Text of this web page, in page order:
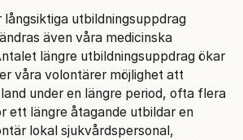
utbildningsuppdrag
även våra medicinska
längre utbildningsuppdrag ökar
våra volontärer möjlighet att
under en längre period, ofta flera
ett längre åtagande utbildar en
lokal sjukvårdspersonal,